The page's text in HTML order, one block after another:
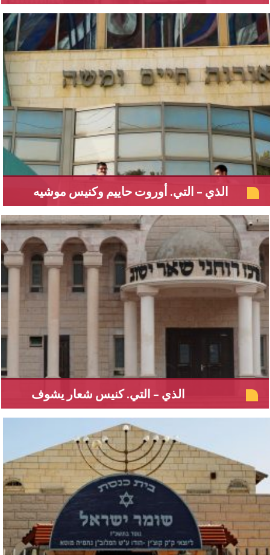
الذي – التي. أوروت حاييم وكنيس موشيه
الذي – التي. كنيس شعار يشوف